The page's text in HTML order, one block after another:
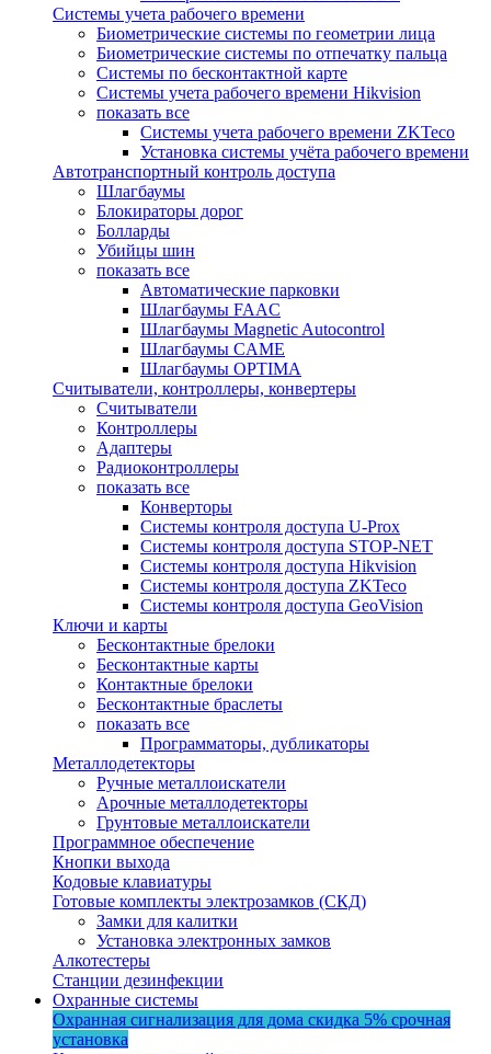
Системы учета рабочего времени
Биометрические системы по геометрии лица
Биометрические системы по отпечатку пальца
Системы по бесконтактной карте
Системы учета рабочего времени Hikvision
показать все
Системы учета рабочего времени ZKTeco
Установка системы учёта рабочего времени
Автотранспортный контроль доступа
Шлагбаумы
Блокираторы дорог
Болларды
Убийцы шин
показать все
Автоматические парковки
Шлагбаумы FAAC
Шлагбаумы Magnetic Autocontrol
Шлагбаумы CAME
Шлагбаумы OPTIMA
Считыватели, контроллеры, конвертеры
Считыватели
Контроллеры
Адаптеры
Радиоконтроллеры
показать все
Конверторы
Системы контроля доступа U-Prox
Системы контроля доступа STOP-NET
Системы контроля доступа Hikvision
Системы контроля доступа ZKTeco
Системы контроля доступа GeoVision
Ключи и карты
Бесконтактные брелоки
Бесконтактные карты
Контактные брелоки
Бесконтактные браслеты
показать все
Программаторы, дубликаторы
Металлодетекторы
Ручные металлоискатели
Арочные металлодетекторы
Грунтовые металлоискатели
Программное обеспечение
Кнопки выхода
Кодовые клавиатуры
Готовые комплекты электрозамков (СКД)
Замки для калитки
Установка электронных замков
Алкотестеры
Станции дезинфекции
Охранные системы
Охранная сигнализация для дома скидка 5% срочная
установка